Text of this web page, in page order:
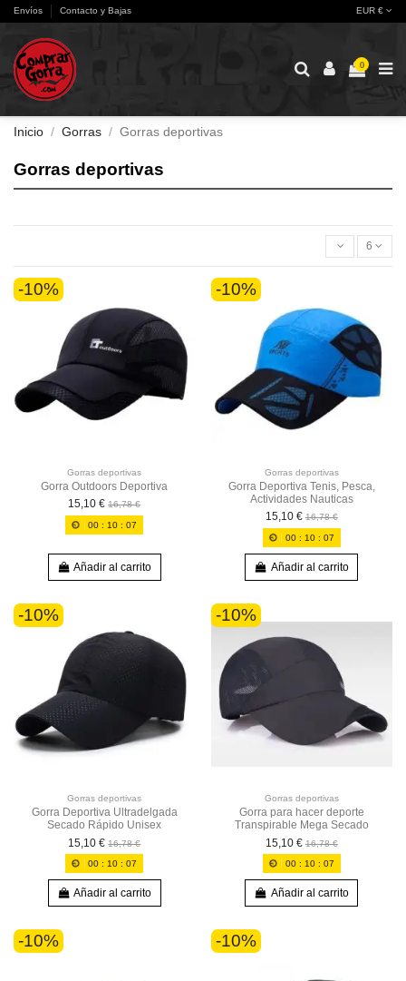
Envíos Contacto y Bajas EUR €
0
Inicio Gorras Gorras deportivas
Gorras deportivas
6
-10%
Gorras deportivas
Gorra Outdoors Deportiva
15,10 € 16,78 €
00 : 10 :07
Añadir al carrito
-10%
Gorras deportivas
Gorra Deportiva Tenis, Pesca,
Actividades Nauticas
15,10 € 16,78 €
00: 10: 07
Añadir al carrito
-10%
Gorras deportivas
Gorra Deportiva Ultradelgada
Secado Rápido Unisex
15,10 € 16,78 €
00 : 10 :07
Añadir al carrito
-10%
Gorras deportivas
Gorra para hacer deporte
Transpirable Mega Secado
15,10 € 16,78 €
00: 10: 07
Añadir al carrito
-10% -10%